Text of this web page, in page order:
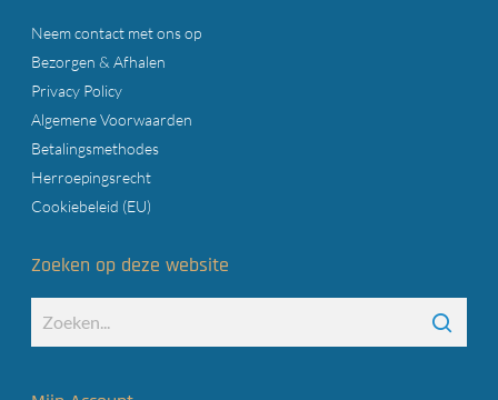
Neem contact met ons op
Bezorgen & Afhalen
Privacy Policy
Algemene Voorwaarden
Betalingsmethodes
Herroepingsrecht
Cookiebeleid (EU)
Zoeken op deze website